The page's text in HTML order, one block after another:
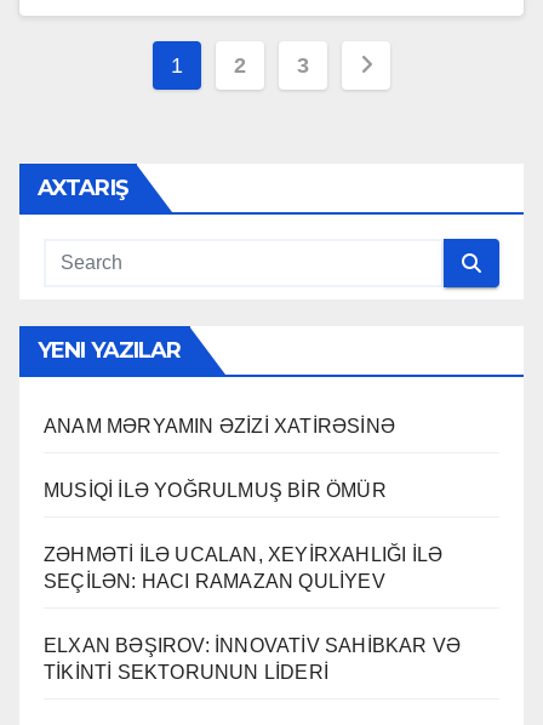
Posts
1 2 3
AXTARIŞ
YENI YAZILAR
ANAM MƏRYAMIN ƏZİZİ XATİRƏSİNƏ
MUSİQİ İLƏ YOĞRULMUŞ BİR ÖMÜR
ZƏHMƏTİ İLƏ UCALAN, XEYİRXAHLIĞI İLƏ
SEÇİLƏN: HACI RAMAZAN QULİYEV
ELXAN BƏŞIROV: İNNOVATİV SAHİBKAR VƏ
TİKİNTİ SEKTORUNUN LİDERİ